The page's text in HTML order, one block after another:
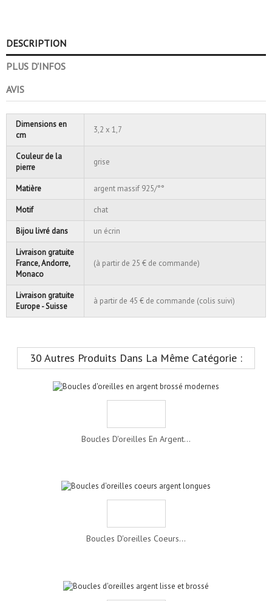
DESCRIPTION
PLUS D'INFOS
AVIS
Dimensions en
cm
3,2 x 1,7
Couleur de la
pierre
grise
Matière argent massif 925/°°
Motif chat
Bijou livré dans un écrin
Livraison gratuite
France, Andorre,
Monaco
(à partir de 25 € de commande)
Livraison gratuite
Europe - Suisse
à partir de 45 € de commande (colis suivi)
30 Autres Produits Dans La Même Catégorie :
Boucles D'oreilles En Argent...
Boucles D'oreilles Coeurs...